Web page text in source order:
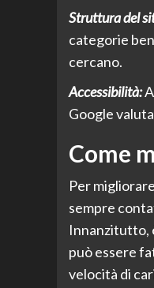
Struttura del
categorie
cercano.
Accessibilità:
Google
Come
Per
sempre
Innanzitutto,
può essere
velocità di